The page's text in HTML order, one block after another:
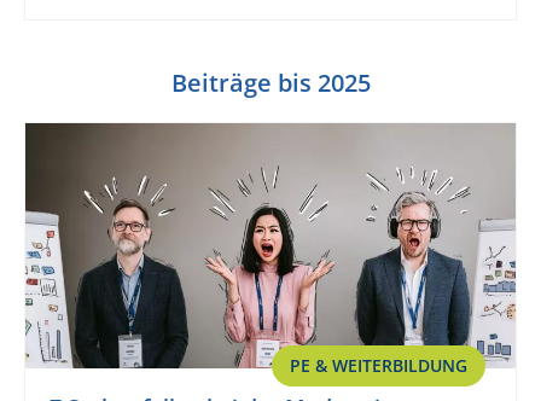
Beiträge bis 2025
PE & WEITERBILDUNG